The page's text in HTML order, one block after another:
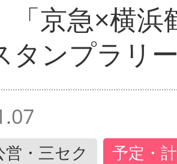
京急×横浜
タンプラリ
営・三セク 予定・